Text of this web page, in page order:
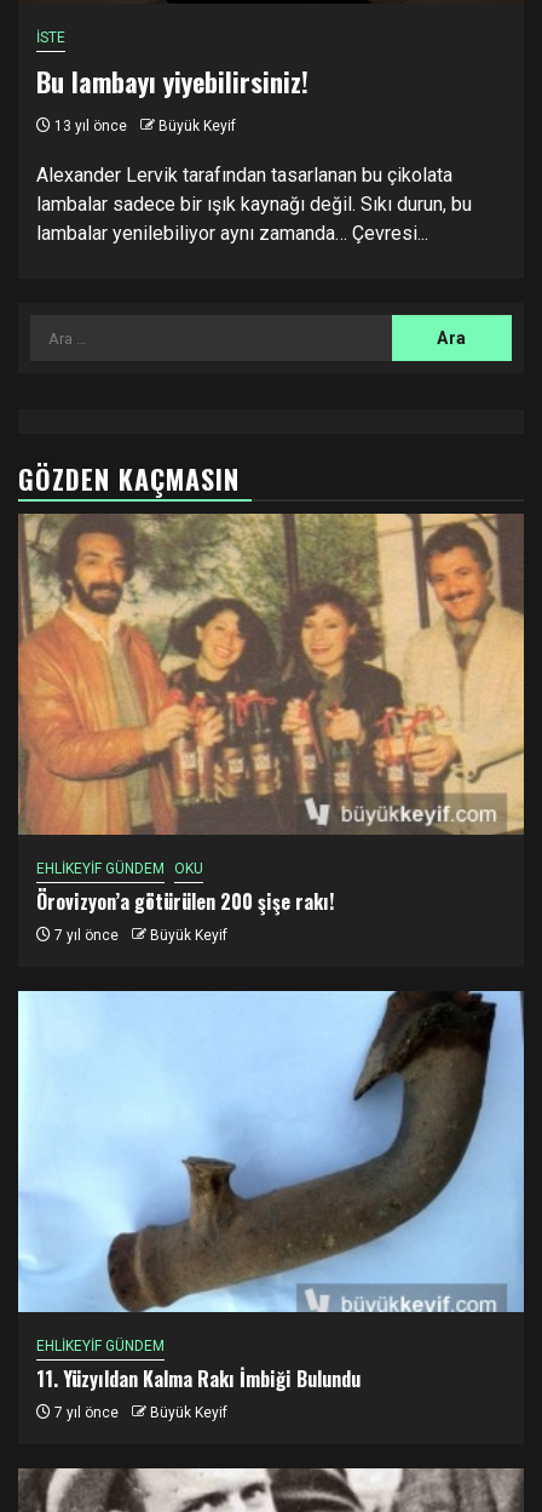
İSTE
Bu lambayı yiyebilirsiniz!
13 yıl önce Büyük Keyif
Alexander Lervik tarafından tasarlanan bu çikolata
lambalar sadece bir ışık kaynağı değil. Sıkı durun, bu
lambalar yenilebiliyor aynı zamanda… Çevresi...
Arama:
GÖZDEN KAÇMASIN
EHLİKEYİF GÜNDEM OKU
Örovizyon’a götürülen 200 şişe rakı!
7 yıl önce Büyük Keyif
EHLİKEYİF GÜNDEM
11. Yüzyıldan Kalma Rakı İmbiği Bulundu
7 yıl önce Büyük Keyif